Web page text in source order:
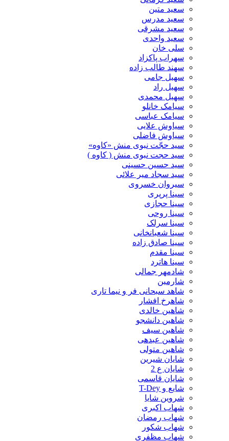
سعید متین
سعید مدرس
سعید مشرقی
سعید واحدی
سلی خان
سهراب پاکزاد
سهند طالب زاده
سهیل جامی
سهیل راد
سهیل محمدی
سیامک خانلو
سیامک عباسی
سیاوش علایی
سیاوش فاضلی
سید حجّت نبوی منش «کاوه»
سید حجت نبوی منش ( کاوه )
سید حسین حسینى
سید سجاد میر علائی
سیروان خسروی
سینا پرپری
سینا حجازی
سینا روحی
سینا سرلک
سینا شعبانخانی
سینا صادق زاده
سینا مقدم
سینا هاترد
شادمهر جمالی
شارمین
شاهد سبحانی فر و نیما تاری
شاهرخ افشار
شاهین خالدی
شاهین دانشجو
شاهین سیف
شاهین عبدهی
شاهین متولی
شایان شیرین
شایان ع 2
شایان قاسمی
شایع و T-Dey
شروین شایا
شهاب اکبری
شهاب رمضان
شهاب شکور
شهاب مظفری